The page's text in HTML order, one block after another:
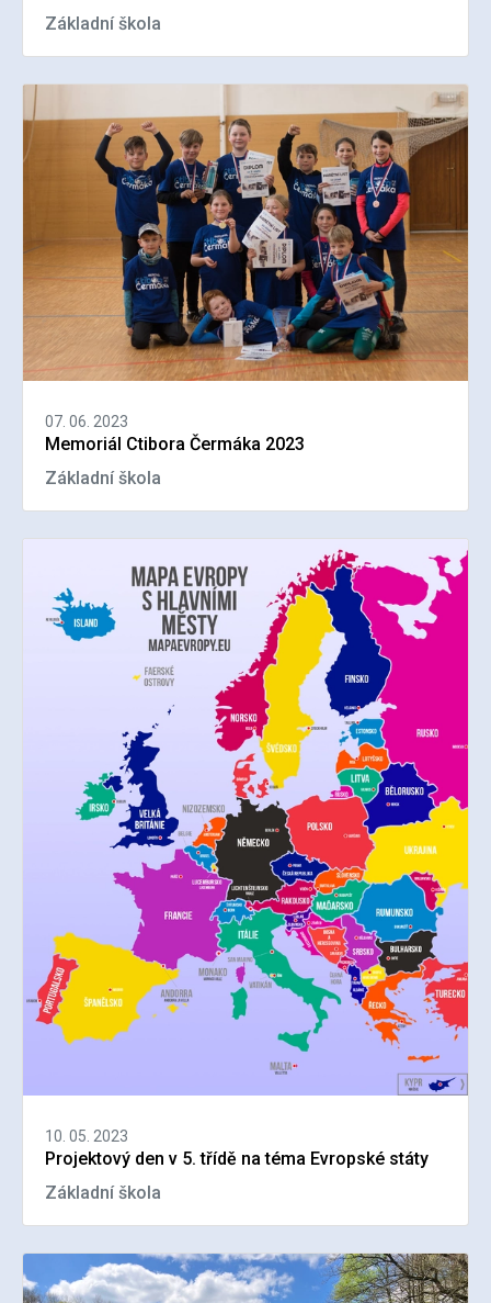
Základní škola
07. 06. 2023
Memoriál Ctibora Čermáka 2023
Základní škola
10. 05. 2023
Projektový den v 5. třídě na téma Evropské státy
Základní škola